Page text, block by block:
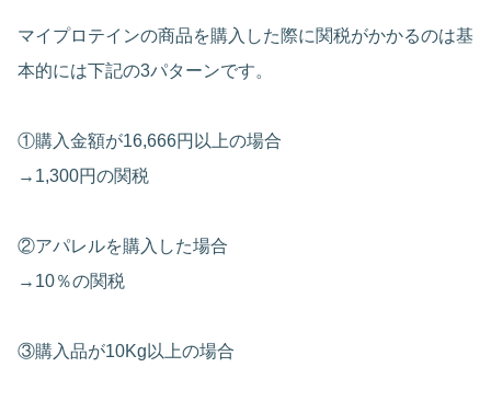
マイプロテインの商品を購入した際に関税がかかるのは基
本的には下記の3パターンです。
①購入金額が16,666円以上の場合
→1,300円の関税
②アパレルを購入した場合
→10％の関税
③購入品が10Kg以上の場合